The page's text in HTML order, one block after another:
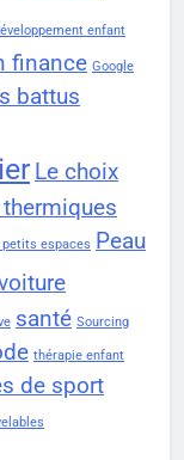
enfant
finance Google
battus
Le choix
espaces Peau
santé Sourcing
thérapie enfant
de sport